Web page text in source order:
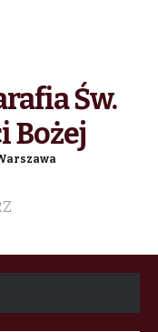
Św.
Bożej